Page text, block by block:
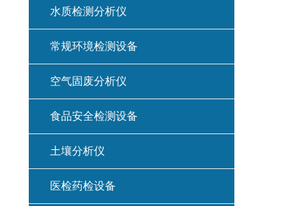
水质检测分析仪
常规环境检测设备
空气固废分析仪
食品安全检测设备
土壤分析仪
医检药检设备